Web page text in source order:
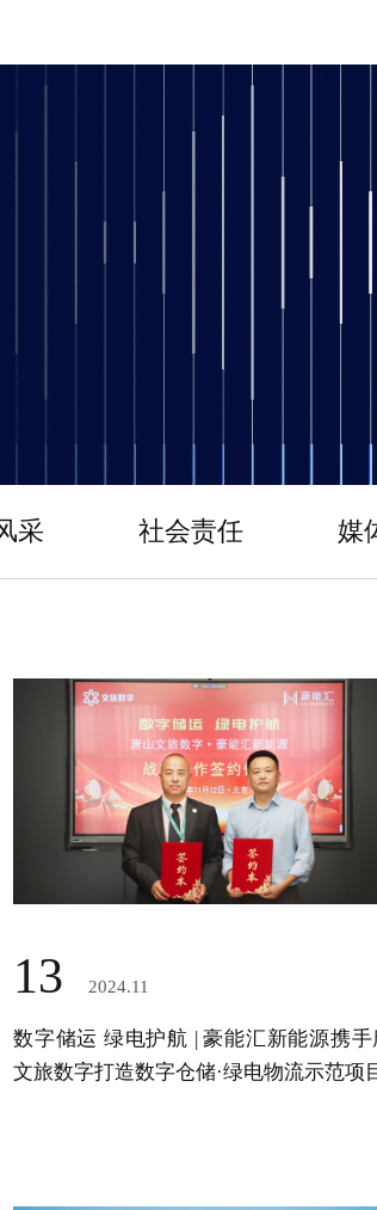
采 社会责任 媒
13 2024.11
数字储运 绿电护航 | 豪能汇新能源携手
文旅数字打造数字仓储·绿电物流示范项